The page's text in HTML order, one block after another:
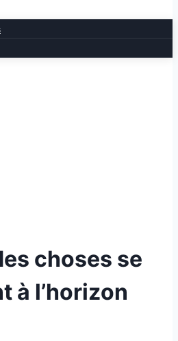
choses se
à l’horizon